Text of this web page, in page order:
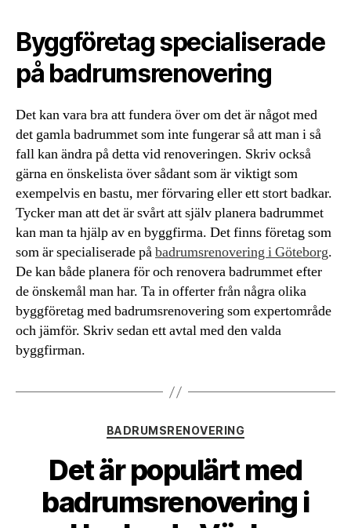
Byggföretag specialiserade
på badrumsrenovering
Det kan vara bra att fundera över om det är något med
det gamla badrummet som inte fungerar så att man i så
fall kan ändra på detta vid renoveringen. Skriv också
gärna en önskelista över sådant som är viktigt som
exempelvis en bastu, mer förvaring eller ett stort badkar.
Tycker man att det är svårt att själv planera badrummet
kan man ta hjälp av en byggfirma. Det finns företag som
som är specialiserade påbadrumsrenovering i Göteborg.
De kan både planera för och renovera badrummet efter
de önskemål man har. Ta in offerter från några olika
byggföretag med badrumsrenovering som expertområde
och jämför. Skriv sedan ett avtal med den valda
byggfirman.
Kategorier
BADRUMSRENOVERING
Det är populärt med
badrumsrenovering i